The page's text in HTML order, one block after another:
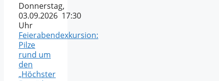
Donnerstag,
03.09.2026 17:30
Uhr
Feierabendexkursion:
Pilze
rund um
den
„Höchster